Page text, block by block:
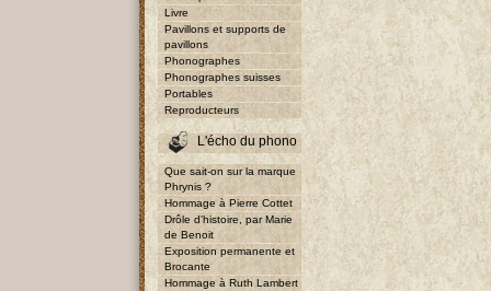
Livre
Pavillons et supports de
pavillons
Phonographes
Phonographes suisses
Portables
Reproducteurs
L'écho du phono
Que sait-on sur la marque
Phrynis ?
Hommage à Pierre Cottet
Drôle d'histoire, par Marie
de Benoit
Exposition permanente et
Brocante
Hommage à Ruth Lambert